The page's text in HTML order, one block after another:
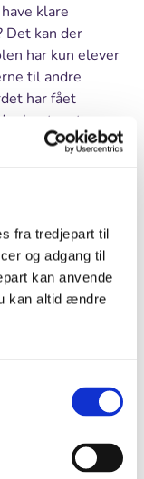
fra tredjepart til
og adgang til
kan anvende
kan altid ændre
klare
Det kan der
har kun elever
til andre
har fået
har taget
udeskoleelever
lidt længere.
sociale
skoler bruger i
strukturer, for at
viser bl.a.